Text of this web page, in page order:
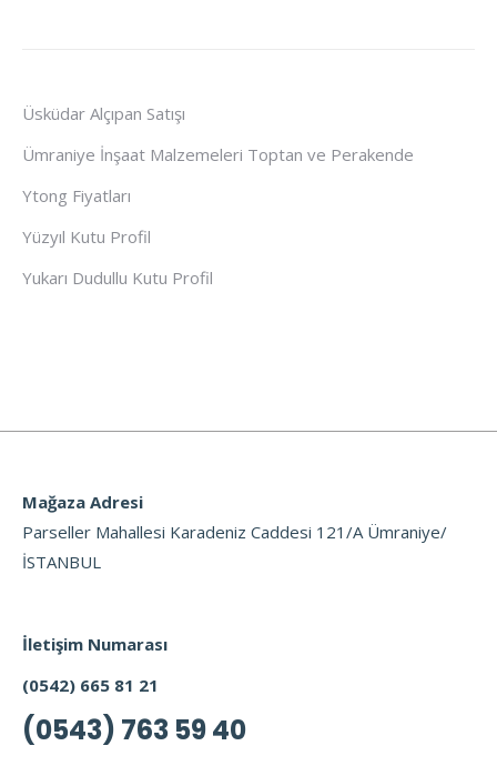
Üsküdar Alçıpan Satışı
Ümraniye İnşaat Malzemeleri Toptan ve Perakende
Ytong Fiyatları
Yüzyıl Kutu Profil
Yukarı Dudullu Kutu Profil
Mağaza Adresi
Parseller Mahallesi Karadeniz Caddesi 121/A Ümraniye/
İSTANBUL
İletişim Numarası
(0542) 665 81 21
(0543) 763 59 40